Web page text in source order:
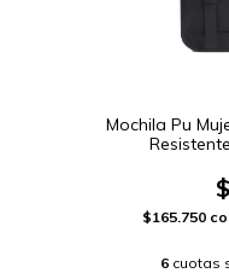
Mochila Pu
$165.750
6 cuotas